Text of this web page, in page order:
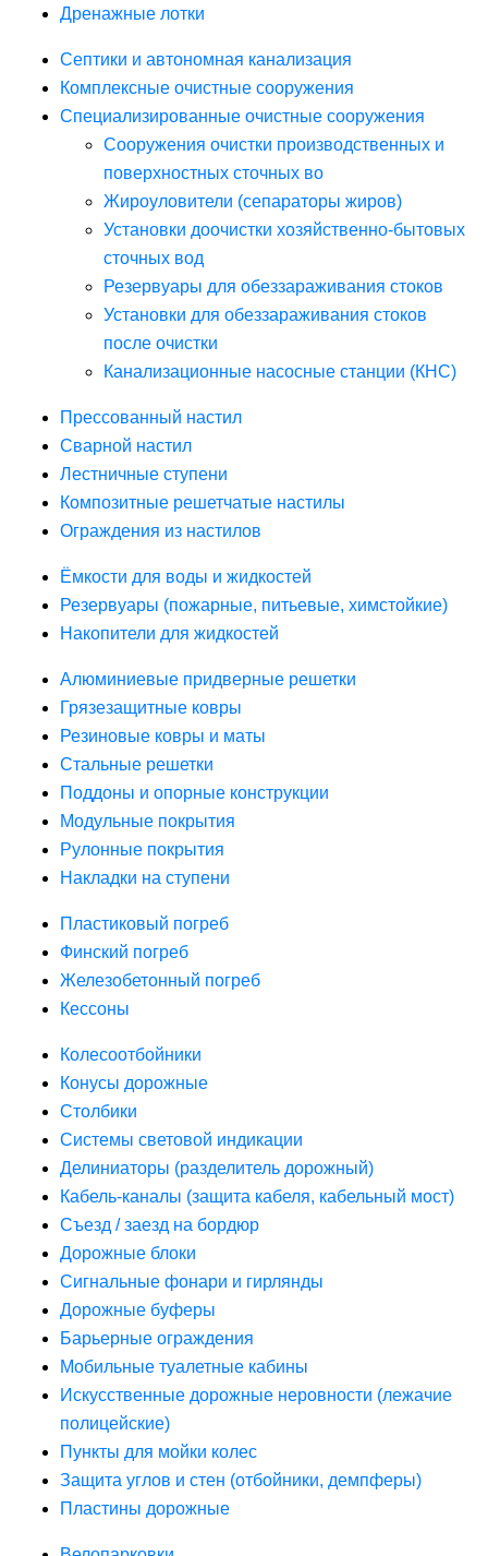
Дренажные лотки
Септики и автономная канализация
Комплексные очистные сооружения
Специализированные очистные сооружения
Сооружения очистки производственных и
поверхностных сточных во
Жироуловители (сепараторы жиров)
Установки доочистки хозяйственно-бытовых
сточных вод
Резервуары для обеззараживания стоков
Установки для обеззараживания стоков
после очистки
Канализационные насосные станции (КНС)
Прессованный настил
Сварной настил
Лестничные ступени
Композитные решетчатые настилы
Ограждения из настилов
Ёмкости для воды и жидкостей
Резервуары (пожарные, питьевые, химстойкие)
Накопители для жидкостей
Алюминиевые придверные решетки
Грязезащитные ковры
Резиновые ковры и маты
Стальные решетки
Поддоны и опорные конструкции
Модульные покрытия
Рулонные покрытия
Накладки на ступени
Пластиковый погреб
Финский погреб
Железобетонный погреб
Кессоны
Колесоотбойники
Конусы дорожные
Столбики
Системы световой индикации
Делиниаторы (разделитель дорожный)
Кабель-каналы (защита кабеля, кабельный мост)
Съезд / заезд на бордюр
Дорожные блоки
Сигнальные фонари и гирлянды
Дорожные буферы
Барьерные ограждения
Мобильные туалетные кабины
Искусственные дорожные неровности (лежачие
полицейские)
Пункты для мойки колес
Защита углов и стен (отбойники, демпферы)
Пластины дорожные